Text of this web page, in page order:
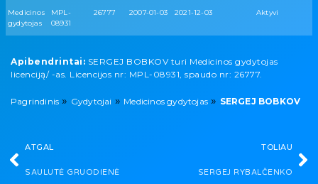
Medicinos
gydytojas
MPL-
08931
26777 2007-01-03 2021-12-03 Aktyvi
Apibendrintai: SERGEJ BOBKOV turi Medicinos gydytojas
licenciją/ -as. Licencijos nr: MPL-08931, spaudo nr: 26777.
Pagrindinis » Gydytojai » Medicinos gydytojas » SERGEJ BOBKOV
ATGAL
SAULUTĖ GRUODIENĖ
TOLIAU
SERGEJ RYBALČENKO